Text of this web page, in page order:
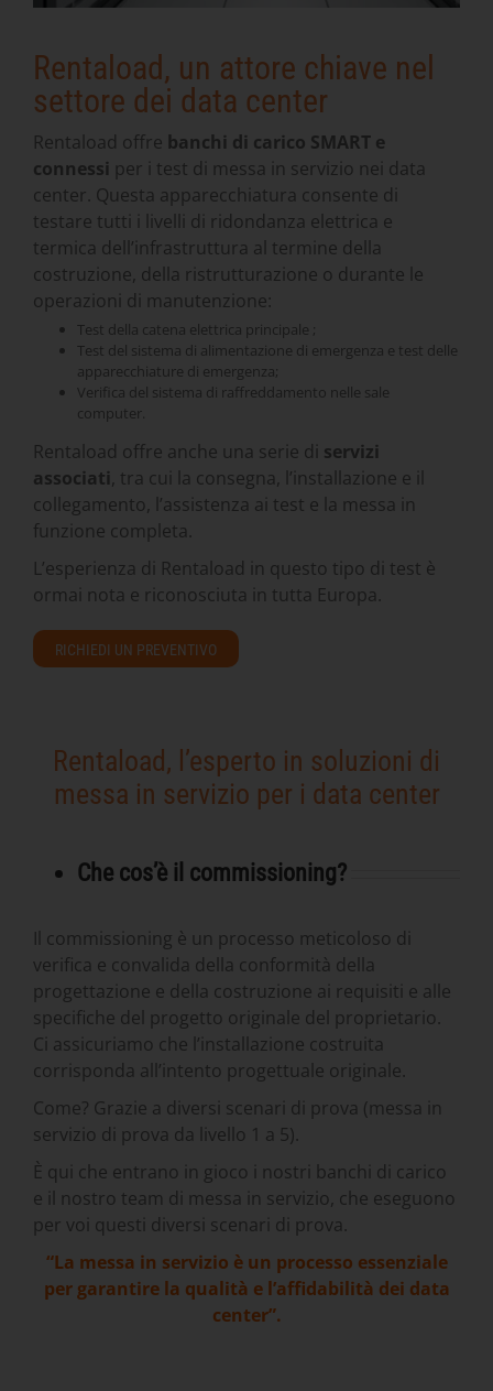
Rentaload, un attore chiave nel
settore dei data center
Rentaload offre banchi di carico SMART e
connessi per i test di messa in servizio nei data
center. Questa apparecchiatura consente di
testare tutti i livelli di ridondanza elettrica e
termica dell’infrastruttura al termine della
costruzione, della ristrutturazione o durante le
operazioni di manutenzione:
Test della catena elettrica principale ;
Test del sistema di alimentazione di emergenza e test delle
apparecchiature di emergenza;
Verifica del sistema di raffreddamento nelle sale
computer.
Rentaload offre anche una serie di servizi
associati, tra cui la consegna, l’installazione e il
collegamento, l’assistenza ai test e la messa in
funzione completa.
L’esperienza di Rentaload in questo tipo di test è
ormai nota e riconosciuta in tutta Europa.
RICHIEDI UN PREVENTIVO
Rentaload, l’esperto in soluzioni di
messa in servizio per i data center
Che cos’è il commissioning?
Il commissioning è un processo meticoloso di
verifica e convalida della conformità della
progettazione e della costruzione ai requisiti e alle
specifiche del progetto originale del proprietario.
Ci assicuriamo che l’installazione costruita
corrisponda all’intento progettuale originale.
Come? Grazie a diversi scenari di prova (messa in
servizio di prova da livello 1 a 5).
È qui che entrano in gioco i nostri banchi di carico
e il nostro team di messa in servizio, che eseguono
per voi questi diversi scenari di prova.
“La messa in servizio è un processo essenziale
per garantire la qualità e l’affidabilità dei data
center”.